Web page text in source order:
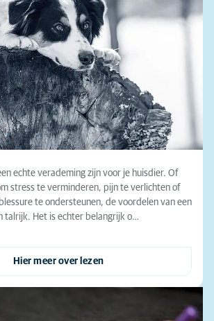
echte verademing zijn voor je huisdier. Of
stress te verminderen, pijn te verlichten of
te ondersteunen, de voordelen van een
talrijk. Het is echter belangrijk o…
Hier meer over lezen